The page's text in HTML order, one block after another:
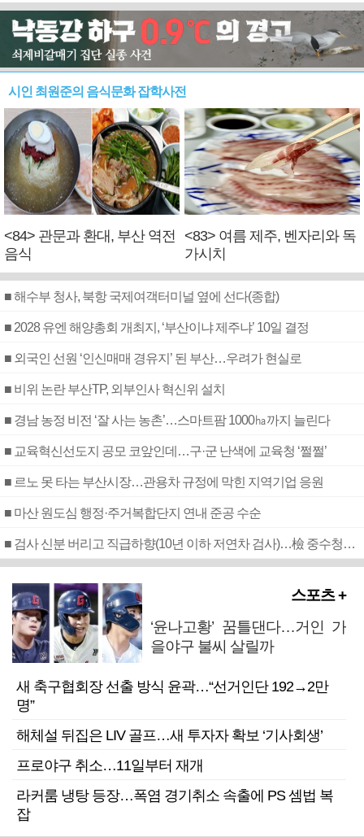
시인 최원준의 음식문화 잡학사전
<84> 관문과 환대, 부산 역전
음식
<83> 여름 제주, 벤자리와 독
가시치
■ 해수부 청사, 북항 국제여객터미널 옆에 선다(종합)
■ 2028 유엔 해양총회 개최지, ‘부산이냐 제주냐’ 10일 결정
■ 외국인 선원 ‘인신매매 경유지’ 된 부산…우려가 현실로
■ 비위 논란 부산TP, 외부인사 혁신위 설치
■ 경남 농정 비전 ‘잘 사는 농촌’…스마트팜 1000㏊까지 늘린다
■ 교육혁신선도지 공모 코앞인데…구·군 난색에 교육청 ‘쩔쩔’
■ 르노 못 타는 부산시장…관용차 규정에 막힌 지역기업 응원
■ 마산 원도심 행정·주거복합단지 연내 준공 수순
■ 검사 신분 버리고 직급하향(10년 이하 저연차 검사)…檢 중수청행 기피
스포츠 +
‘윤나고황’ 꿈틀댄다…거인 가
을야구 불씨 살릴까
새 축구협회장 선출 방식 윤곽…“선거인단 192→2만
명”
해체설 뒤집은 LIV 골프…새 투자자 확보 ‘기사회생’
프로야구 취소…11일부터 재개
라커룸 냉탕 등장…폭염 경기취소 속출에 PS 셈법 복
잡